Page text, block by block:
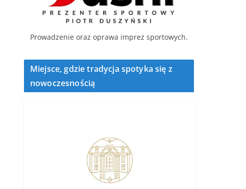
Prowadzenie oraz oprawa imprez sportowych.
Miejsce, gdzie tradycja spotyka się z
nowoczesnością